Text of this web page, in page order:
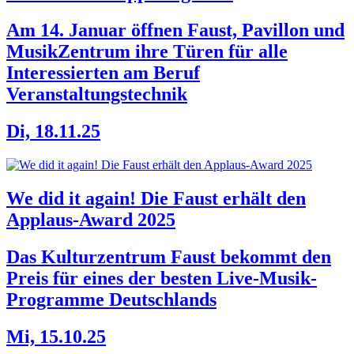
Am 14. Januar öffnen Faust, Pavillon und
MusikZentrum ihre Türen für alle
Interessierten am Beruf
Veranstaltungstechnik
Di, 18.11.25
We did it again! Die Faust erhält den
Applaus-Award 2025
Das Kulturzentrum Faust bekommt den
Preis für eines der besten Live-Musik-
Programme Deutschlands
Mi, 15.10.25